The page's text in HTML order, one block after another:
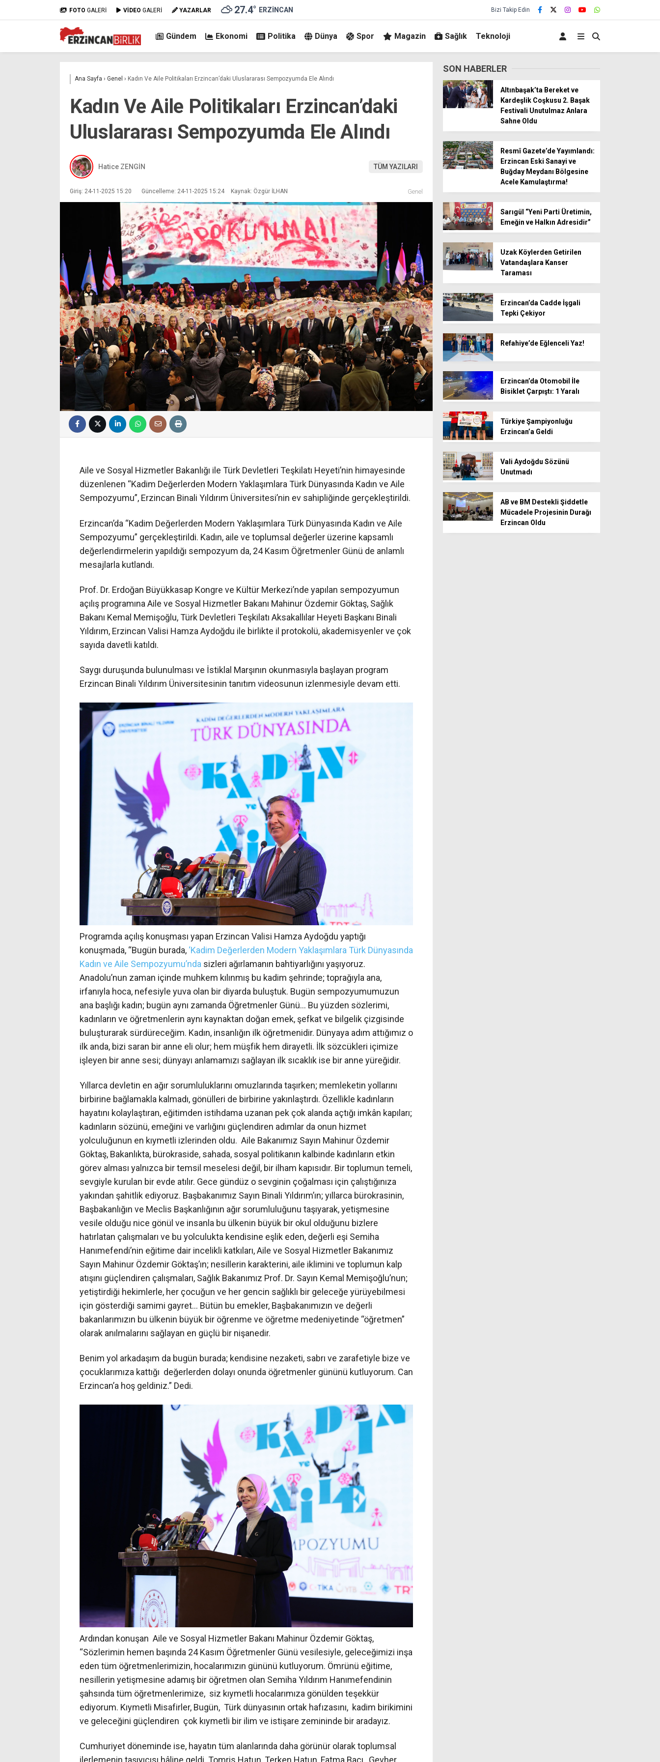
FOTO GALERİ VİDEO GALERİ YAZARLAR 27.4° ERZINCAN Bizi Takip Edin
Gündem Ekonomi Politika Dünya Spor Magazin Sağlık Teknoloji
Ana Sayfa › Genel › Kadın Ve Aile Politikaları Erzincan’daki Uluslararası Sempozyumda Ele Alındı
Kadın Ve Aile Politikaları Erzincan’daki
Uluslararası Sempozyumda Ele Alındı
Hatice ZENGİN TÜM YAZILARI
Giriş: 24-11-2025 15:20 Güncelleme: 24-11-2025 15:24 Kaynak: Özgür İLHAN Genel
Aile ve Sosyal Hizmetler Bakanlığı ile Türk Devletleri Teşkilatı Heyeti’nin himayesinde
düzenlenen “Kadim Değerlerden Modern Yaklaşımlara Türk Dünyasında Kadın ve Aile
Sempozyumu”, Erzincan Binali Yıldırım Üniversitesi’nin ev sahipliğinde gerçekleştirildi.
Erzincan’da “Kadim Değerlerden Modern Yaklaşımlara Türk Dünyasında Kadın ve Aile
Sempozyumu” gerçekleştirildi. Kadın, aile ve toplumsal değerler üzerine kapsamlı
değerlendirmelerin yapıldığı sempozyum da, 24 Kasım Öğretmenler Günü de anlamlı
mesajlarla kutlandı.
Prof. Dr. Erdoğan Büyükkasap Kongre ve Kültür Merkezi’nde yapılan sempozyumun
açılış programına Aile ve Sosyal Hizmetler Bakanı Mahinur Özdemir Göktaş, Sağlık
Bakanı Kemal Memişoğlu, Türk Devletleri Teşkilatı Aksakallılar Heyeti Başkanı Binali
Yıldırım, Erzincan Valisi Hamza Aydoğdu ile birlikte il protokolü, akademisyenler ve çok
sayıda davetli katıldı.
Saygı duruşunda bulunulması ve İstiklal Marşının okunmasıyla başlayan program
Erzincan Binali Yıldırım Üniversitesinin tanıtım videosunun izlenmesiyle devam etti.
Programda açılış konuşması yapan Erzincan Valisi Hamza Aydoğdu yaptığı
konuşmada, “Bugün burada, ‘Kadim Değerlerden Modern Yaklaşımlara Türk Dünyasında
Kadın ve Aile Sempozyumu’nda sizleri ağırlamanın bahtiyarlığını yaşıyoruz.
Anadolu’nun zaman içinde muhkem kılınmış bu kadim şehrinde; toprağıyla ana,
irfanıyla hoca, nefesiyle yuva olan bir diyarda buluştuk. Bugün sempozyumumuzun
ana başlığı kadın; bugün aynı zamanda Öğretmenler Günü… Bu yüzden sözlerimi,
kadınların ve öğretmenlerin aynı kaynaktan doğan emek, şefkat ve bilgelik çizgisinde
buluşturarak sürdüreceğim. Kadın, insanlığın ilk öğretmenidir. Dünyaya adım attığımız o
ilk anda, bizi saran bir anne eli olur; hem müşfik hem dirayetli. İlk sözcükleri içimize
işleyen bir anne sesi; dünyayı anlamamızı sağlayan ilk sıcaklık ise bir anne yüreğidir.
Yıllarca devletin en ağır sorumluluklarını omuzlarında taşırken; memleketin yollarını
birbirine bağlamakla kalmadı, gönülleri de birbirine yakınlaştırdı. Özellikle kadınların
hayatını kolaylaştıran, eğitimden istihdama uzanan pek çok alanda açtığı imkân kapıları;
kadınların sözünü, emeğini ve varlığını güçlendiren adımlar da onun hizmet
yolculuğunun en kıymetli izlerinden oldu. Aile Bakanımız Sayın Mahinur Özdemir
Göktaş, Bakanlıkta, bürokraside, sahada, sosyal politikanın kalbinde kadınların etkin
görev alması yalnızca bir temsil meselesi değil, bir ilham kapısıdır. Bir toplumun temeli,
sevgiyle kurulan bir evde atılır. Gece gündüz o sevginin çoğalması için çalıştığınıza
yakından şahitlik ediyoruz. Başbakanımız Sayın Binali Yıldırım’ın; yıllarca bürokrasinin,
Başbakanlığın ve Meclis Başkanlığının ağır sorumluluğunu taşıyarak, yetişmesine
vesile olduğu nice gönül ve insanla bu ülkenin büyük bir okul olduğunu bizlere
hatırlatan çalışmaları ve bu yolculukta kendisine eşlik eden, değerli eşi Semiha
Hanımefendi’nin eğitime dair incelikli katkıları, Aile ve Sosyal Hizmetler Bakanımız
Sayın Mahinur Özdemir Göktaş’ın; nesillerin karakterini, aile iklimini ve toplumun kalp
atışını güçlendiren çalışmaları, Sağlık Bakanımız Prof. Dr. Sayın Kemal Memişoğlu’nun;
yetiştirdiği hekimlerle, her çocuğun ve her gencin sağlıklı bir geleceğe yürüyebilmesi
için gösterdiği samimi gayret… Bütün bu emekler, Başbakanımızın ve değerli
bakanlarımızın bu ülkenin büyük bir öğrenme ve öğretme medeniyetinde “öğretmen”
olarak anılmalarını sağlayan en güçlü bir nişanedir.
Benim yol arkadaşım da bugün burada; kendisine nezaketi, sabrı ve zarafetiyle bize ve
çocuklarımıza kattığı değerlerden dolayı onunda öğretmenler gününü kutluyorum. Can
Erzincan’a hoş geldiniz.” Dedi.
Ardından konuşan Aile ve Sosyal Hizmetler Bakanı Mahinur Özdemir Göktaş,
“Sözlerimin hemen başında 24 Kasım Öğretmenler Günü vesilesiyle, geleceğimizi inşa
eden tüm öğretmenlerimizin, hocalarımızın gününü kutluyorum. Ömrünü eğitime,
nesillerin yetişmesine adamış bir öğretmen olan Semiha Yıldırım Hanımefendinin
şahsında tüm öğretmenlerimize, siz kıymetli hocalarımıza gönülden teşekkür
ediyorum. Kıymetli Misafirler, Bugün, Türk dünyasının ortak hafızasını, kadim birikimini
ve geleceğini güçlendiren çok kıymetli bir ilim ve istişare zemininde bir aradayız.
Cumhuriyet döneminde ise, hayatın tüm alanlarında daha görünür olarak toplumsal
ilerlemenin taşıyıcısı hâline geldi. Tomris Hatun, Terken Hatun, Fatma Bacı, Gevher
SON HABERLER
Altınbaşak’ta Bereket ve
Kardeşlik Coşkusu 2. Başak
Festivali Unutulmaz Anlara
Sahne Oldu
Resmî Gazete’de Yayımlandı:
Erzincan Eski Sanayi ve
Buğday Meydanı Bölgesine
Acele Kamulaştırma!
Sarıgül “Yeni Parti Üretimin,
Emeğin ve Halkın Adresidir”
Uzak Köylerden Getirilen
Vatandaşlara Kanser
Taraması
Erzincan’da Cadde İşgali
Tepki Çekiyor
Refahiye’de Eğlenceli Yaz!
Erzincan’da Otomobil İle
Bisiklet Çarpıştı: 1 Yaralı
Türkiye Şampiyonluğu
Erzincan’a Geldi
Vali Aydoğdu Sözünü
Unutmadı
AB ve BM Destekli Şiddetle
Mücadele Projesinin Durağı
Erzincan Oldu